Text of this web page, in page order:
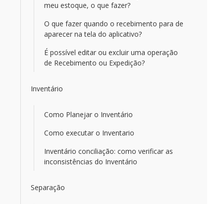
meu estoque, o que fazer?
O que fazer quando o recebimento para de
aparecer na tela do aplicativo?
É possível editar ou excluir uma operação
de Recebimento ou Expedição?
Inventário
Como Planejar o Inventário
Como executar o Inventario
Inventário conciliação: como verificar as
inconsistências do Inventário
Separação